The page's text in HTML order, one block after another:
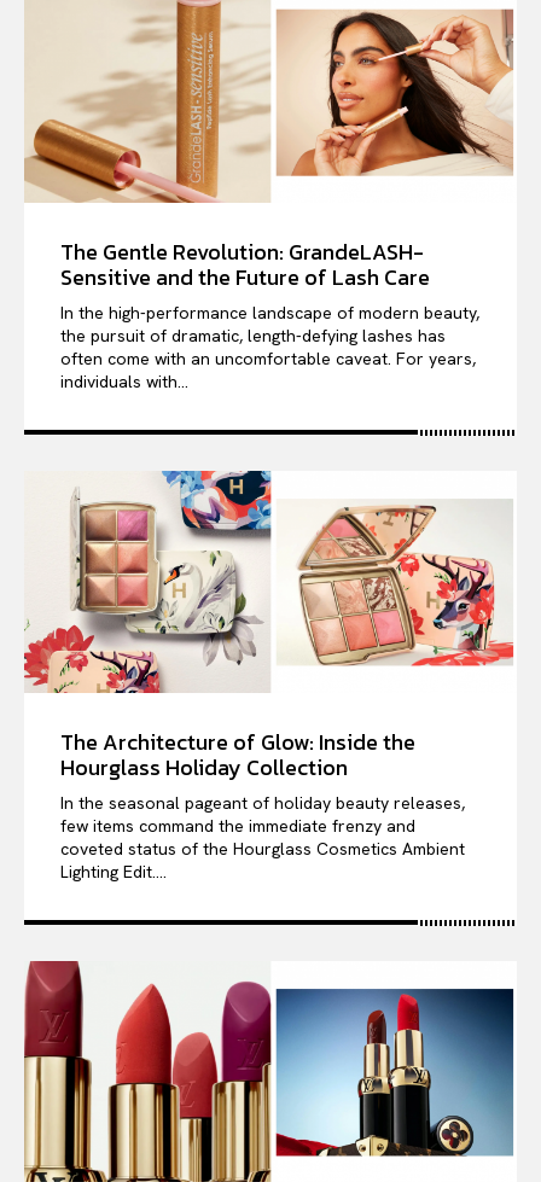
The Gentle Revolution: GrandeLASH-
Sensitive and the Future of Lash Care
In the high-performance landscape of modern beauty,
the pursuit of dramatic, length-defying lashes has
often come with an uncomfortable caveat. For years,
individuals with...
The Architecture of Glow: Inside the
Hourglass Holiday Collection
In the seasonal pageant of holiday beauty releases,
few items command the immediate frenzy and
coveted status of the Hourglass Cosmetics Ambient
Lighting Edit....